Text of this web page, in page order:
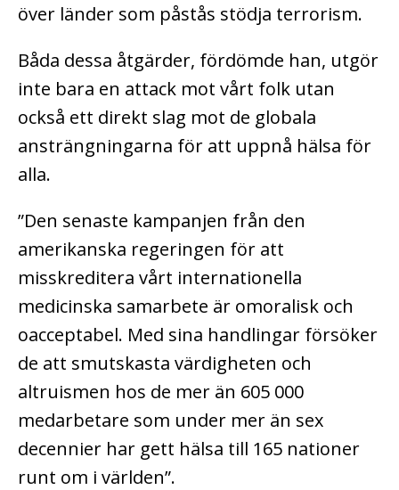
över länder som påstås stödja terrorism.
Båda dessa åtgärder, fördömde han, utgör
inte bara en attack mot vårt folk utan
också ett direkt slag mot de globala
ansträngningarna för att uppnå hälsa för
alla.
”Den senaste kampanjen från den
amerikanska regeringen för att
misskreditera vårt internationella
medicinska samarbete är omoralisk och
oacceptabel. Med sina handlingar försöker
de att smutskasta värdigheten och
altruismen hos de mer än 605 000
medarbetare som under mer än sex
decennier har gett hälsa till 165 nationer
runt om i världen”.